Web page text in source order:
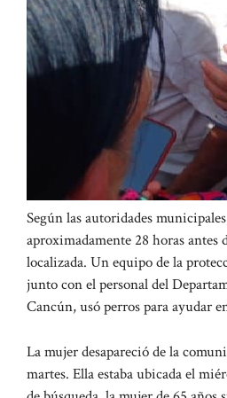
Según las autoridades
aproximadamente 28 horas antes
localizada. Un equipo de la
junto con el personal del
Cancún, usó perros para ayudar
La mujer desapareció de la
martes. Ella estaba ubicada el